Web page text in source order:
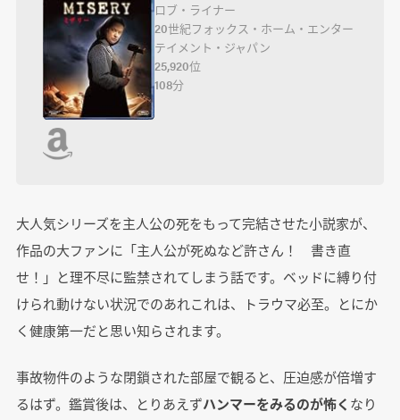
ロブ・ライナー
20世紀フォックス・ホーム・エンター
テイメント・ジャパン
25,920位
108分
大人気シリーズを主人公の死をもって完結させた小説家が、
作品の大ファンに「主人公が死ぬなど許さん！ 書き直
せ！」と理不尽に監禁されてしまう話です。ベッドに縛り付
けられ動けない状況でのあれこれは、トラウマ必至。とにか
く健康第一だと思い知らされます。
事故物件のような閉鎖された部屋で観ると、圧迫感が倍増す
るはず。鑑賞後は、とりあえずハンマーをみるのが怖く なり